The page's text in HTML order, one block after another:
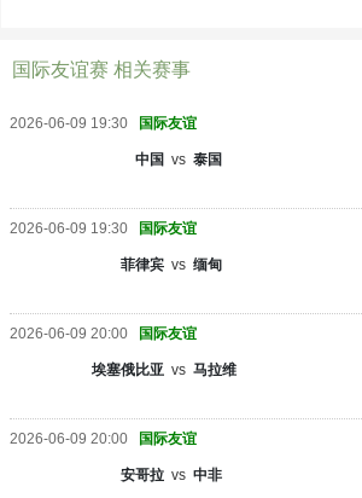
国际友谊赛 相关赛事
2026-06-09 19:30 国际友谊
中国 vs 泰国
2026-06-09 19:30 国际友谊
菲律宾 vs 缅甸
2026-06-09 20:00 国际友谊
埃塞俄比亚 vs 马拉维
2026-06-09 20:00 国际友谊
安哥拉 vs 中非